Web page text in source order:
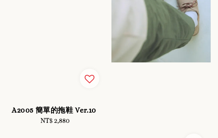
A2005 簡單的拖鞋 Ver.10
Regular
NT$ 2,880